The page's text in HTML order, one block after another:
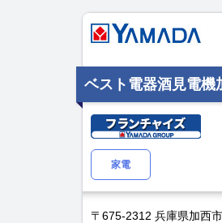
ベスト電器酒見電機
家電
〒675-2312 兵庫県加西